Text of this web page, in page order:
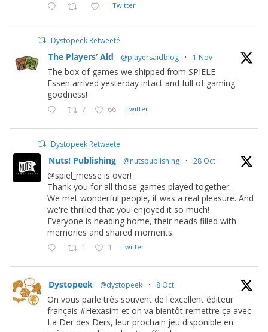
Twitter
Dystopeek Retweeté
The Players’ Aid @playersaidblog · 1 Nov
The box of games we shipped from SPIELE
Essen arrived yesterday intact and full of gaming
goodness!
7 66 Twitter
Dystopeek Retweeté
Nuts! Publishing @nutspublishing · 28 Oct
@spiel_messe is over!
Thank you for all those games played together.
We met wonderful people, it was a real pleasure. And
we're thrilled that you enjoyed it so much!
Everyone is heading home, their heads filled with
memories and shared moments.
1 1 Twitter
Dystopeek @dystopeek · 8 Oct
On vous parle très souvent de l'excellent éditeur
français #Hexasim et on va bientôt remettre ça avec
La Der des Ders, leur prochain jeu disponible en